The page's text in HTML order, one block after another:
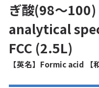
ぎ酸(98～
analytical
FCC (2.5L)
【英名】Formic acid 【